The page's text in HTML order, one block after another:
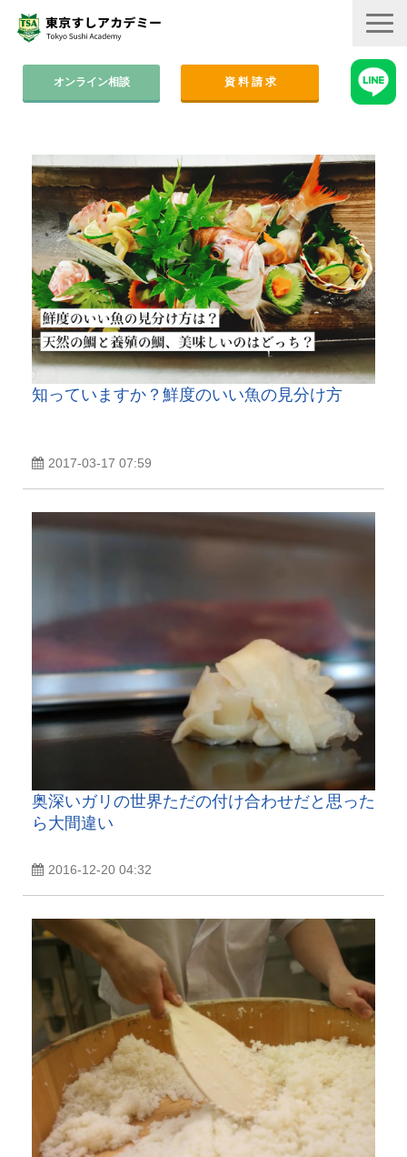
オンライン相談 資 料 請 求
集中コース│2ヶ月
平日コース│木金
週末コース│週1回・1年間
寿司職人養成コース│6ヶ月
学費
すしアカ卒業生の活躍
卒業後のサポート
知っていますか？鮮度のいい魚の見分け方
2017-03-17 07:59
奥深いガリの世界ただの付け合わせだと思った
ら大間違い
2016-12-20 04:32